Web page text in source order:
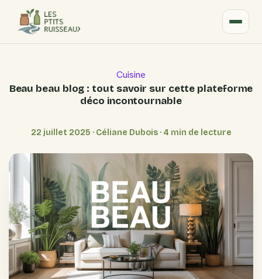
Cuisine
Beau beau blog : tout savoir sur cette plateforme
déco incontournable
22 juillet 2025 · Céliane Dubois · 4 min de lecture